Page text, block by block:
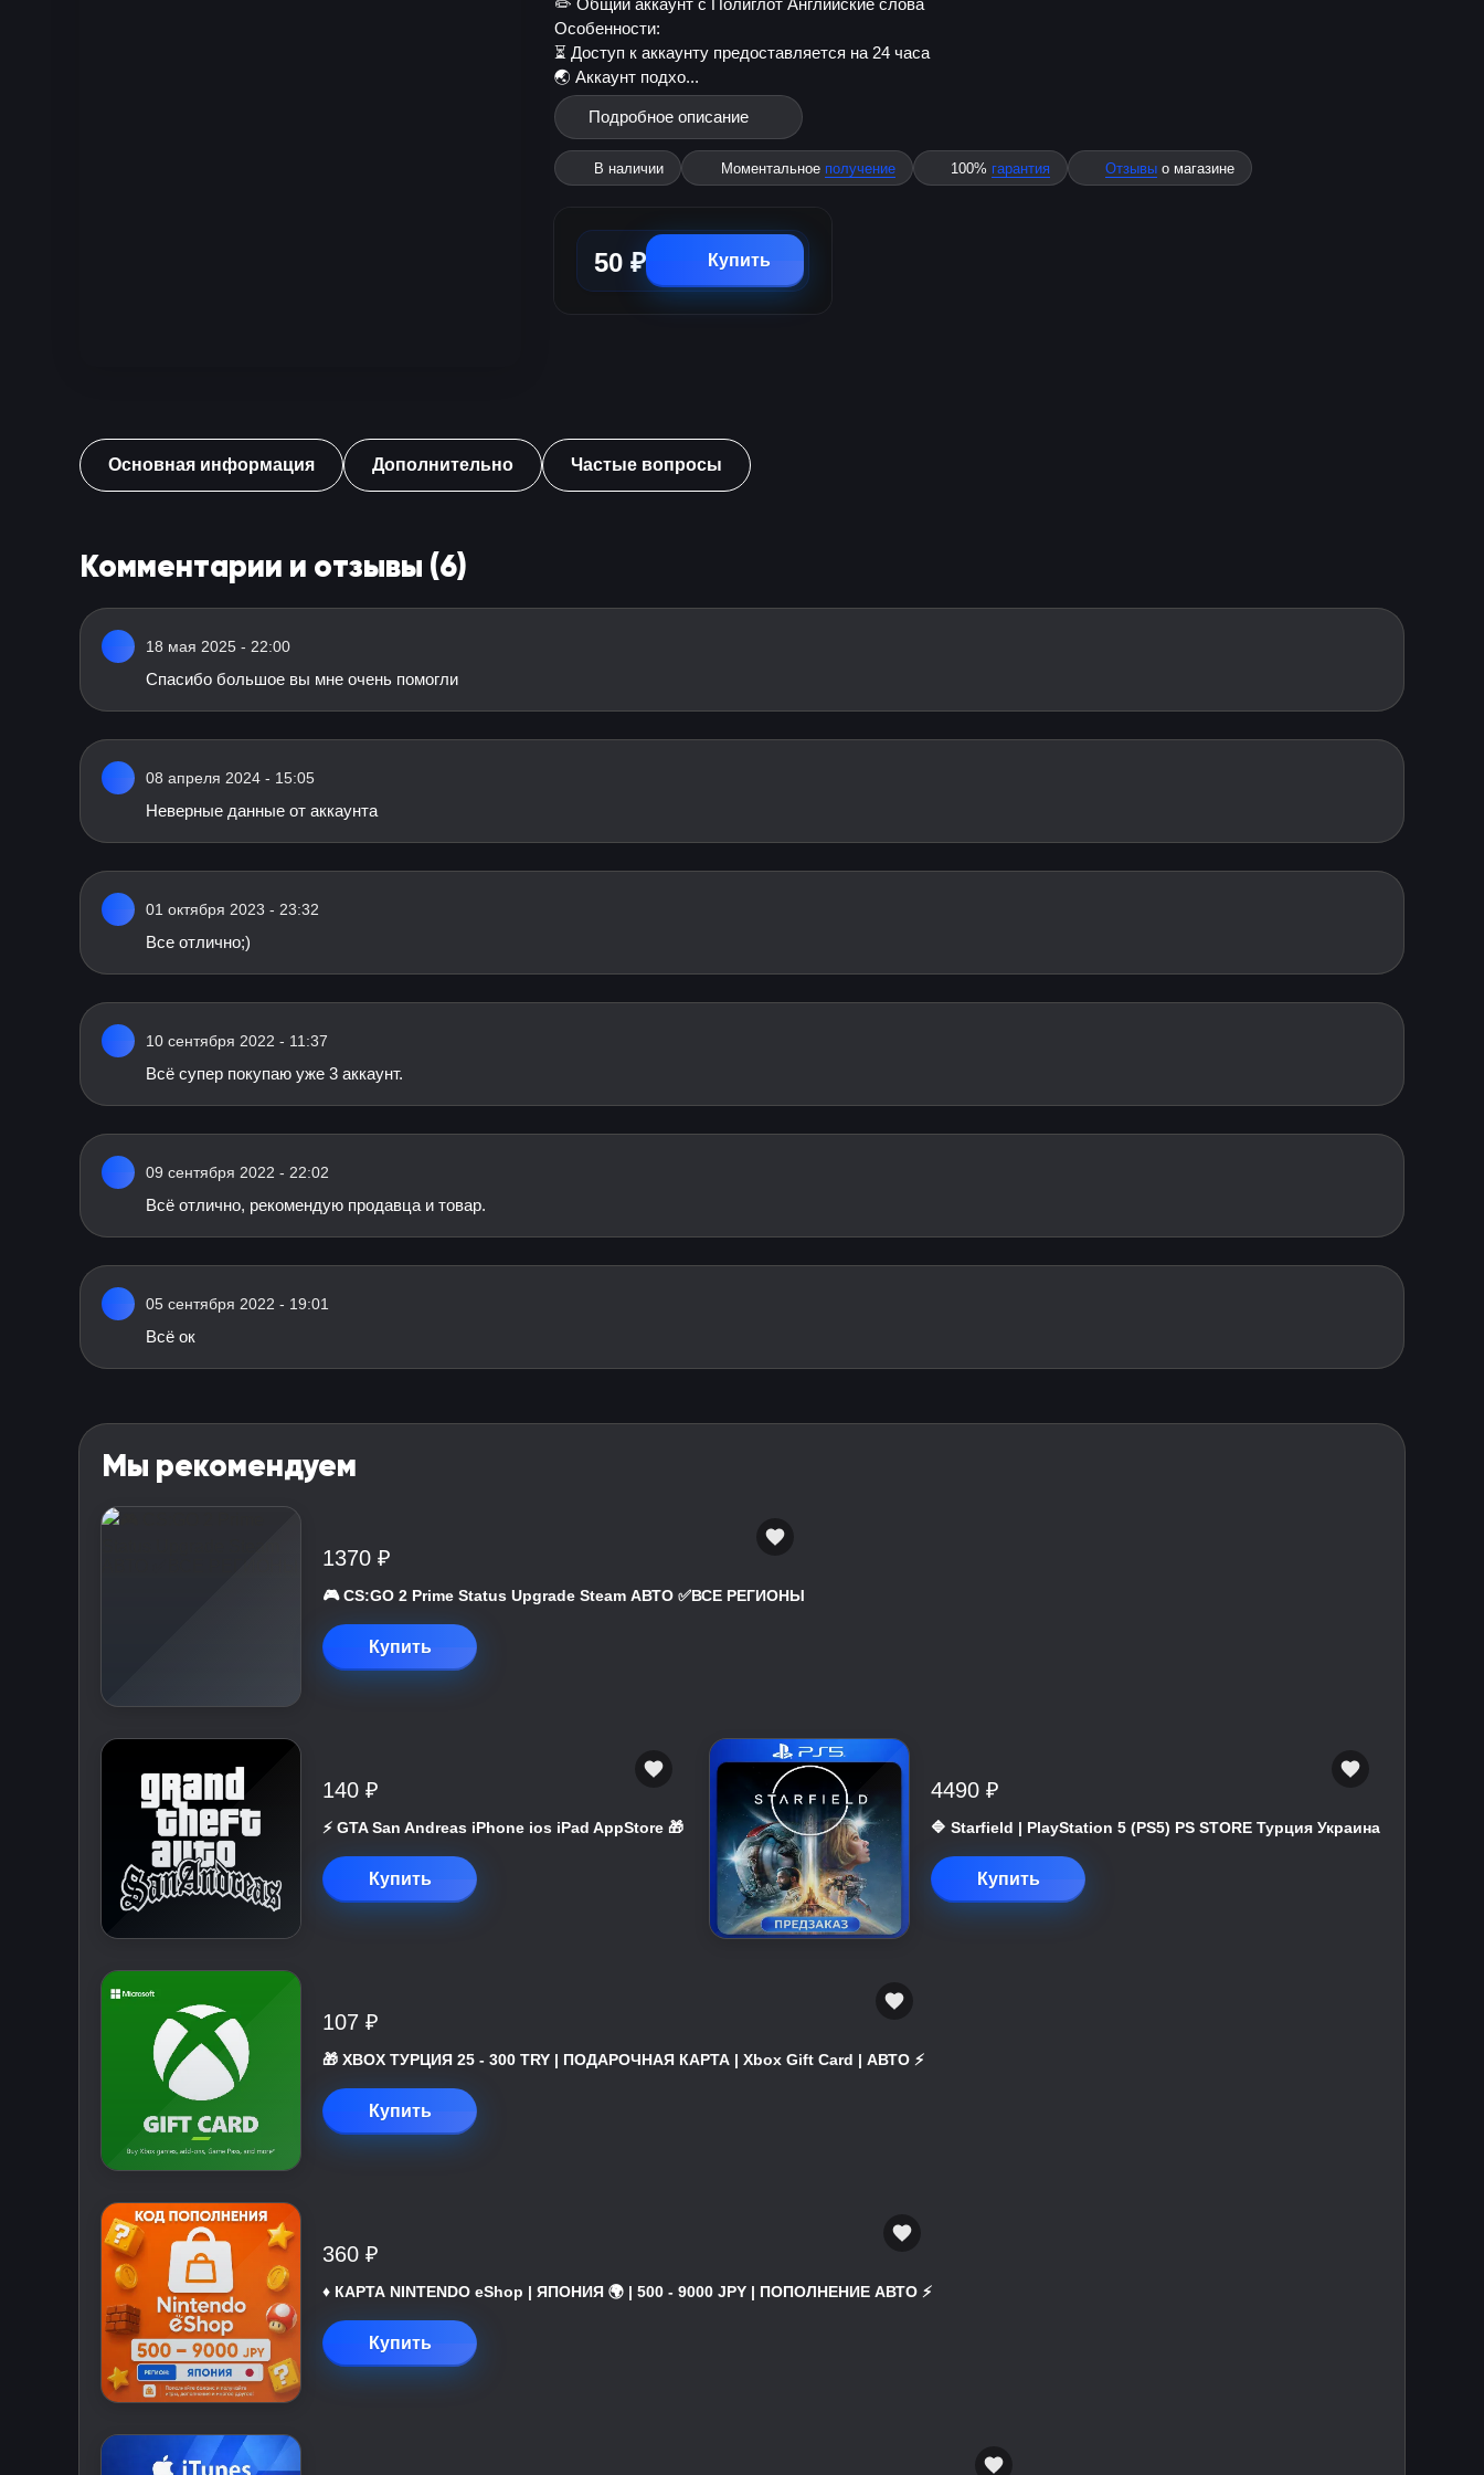
✏️ Общий аккаунт с Полиглот Английские слова
Особенности:
⏳ Доступ к аккаунту предоставляется на 24 часа
🌏 Аккаунт подхо...
Подробное описание
В наличии Моментальное получение 100% гарантия Отзывы о магазине
50 ₽ Купить
Основная информация Дополнительно Частые вопросы
Комментарии и отзывы (6)
18 мая 2025 - 22:00
Спасибо большое вы мне очень помогли
08 апреля 2024 - 15:05
Неверные данные от аккаунта
01 октября 2023 - 23:32
Все отлично;)
10 сентября 2022 - 11:37
Всё супер покупаю уже 3 аккаунт.
09 сентября 2022 - 22:02
Всё отлично, рекомендую продавца и товар.
05 сентября 2022 - 19:01
Всё ок
Мы рекомендуем
1370 ₽
🎮 CS:GO 2 Prime Status Upgrade Steam АВТО ✅ВСЕ РЕГИОНЫ
Купить
140 ₽
⚡️ GTA San Andreas iPhone ios iPad AppStore 🎁
Купить
4490 ₽
🔷 Starfield | PlayStation 5 (PS5) PS STORE Турция Украина
Купить
107 ₽
🎁 XBOX ТУРЦИЯ 25 - 300 TRY | ПОДАРОЧНАЯ КАРТА | Xbox Gift Card | АВТО ⚡
Купить
360 ₽
♦️ КАРТА NINTENDO eShop | ЯПОНИЯ 🌍 | 500 - 9000 JPY | ПОПОЛНЕНИЕ АВТО ⚡
Купить